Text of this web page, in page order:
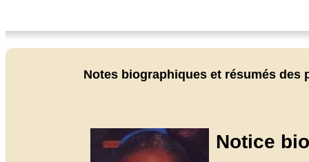
Notes biographiques et résumés des
Notice